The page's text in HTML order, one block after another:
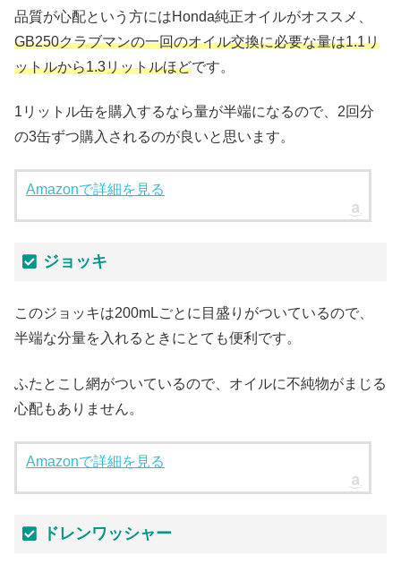
品質が心配という方にはHonda純正オイルがオススメ、
GB250クラブマンの一回のオイル交換に必要な量は1.1リ
ットルから1.3リットルほどです。
1リットル缶を購入するなら量が半端になるので、2回分
の3缶ずつ購入されるのが良いと思います。
Amazonで詳細を見る
ジョッキ
このジョッキは200mLごとに目盛りがついているので、
半端な分量を入れるときにとても便利です。
ふたとこし網がついているので、オイルに不純物がまじる
心配もありません。
Amazonで詳細を見る
ドレンワッシャー